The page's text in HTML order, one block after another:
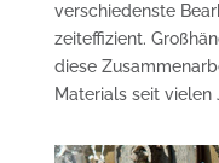
verschiedenste
zeiteffizient.
diese
Materials seit vielen